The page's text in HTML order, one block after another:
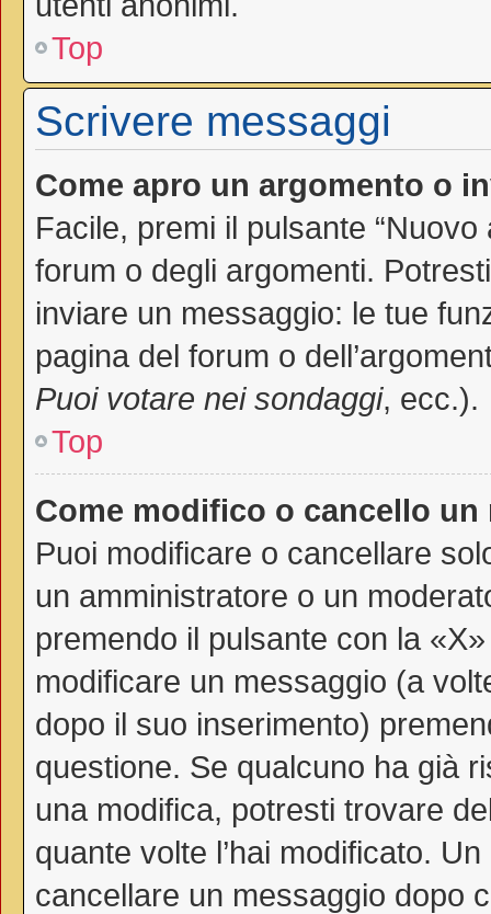
Top
Scrivere messaggi
Come apro un argomento o
Facile, premi il pulsante
forum o degli argomenti.
inviare un messaggio: le tue
pagina del forum o
Puoi votare nei sondaggi, ecc.).
Top
Come modifico o cancello un
Puoi modificare o cancellare
un amministratore o un
premendo il pulsante con la
modificare un messaggio (a
dopo il suo inserimento)
questione. Se qualcuno ha già
una modifica, potresti trovare
quante volte l’hai modificato.
cancellare un messaggio dopo